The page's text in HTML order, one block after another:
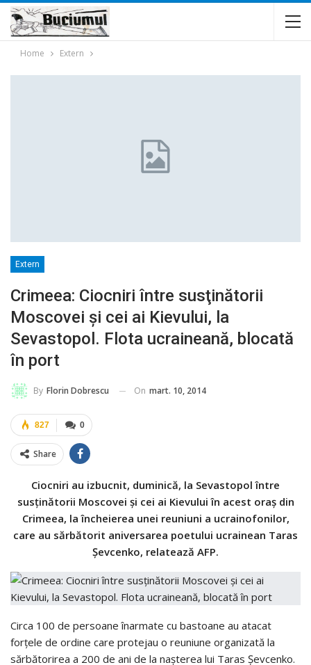
Home Extern
Extern
Crimeea: Ciocniri între susţinătorii
Moscovei şi cei ai Kievului, la
Sevastopol. Flota ucraineană, blocată
în port
By Florin Dobrescu On mart. 10, 2014
0
827
Share
Ciocniri au izbucnit, duminică, la Sevastopol între
susţinătorii Moscovei şi cei ai Kievului în acest oraş din
Crimeea, la încheierea unei reuniuni a ucrainofonilor,
care au sărbătorit aniversarea poetului ucrainean Taras
Şevcenko, relatează AFP.
Circa 100 de persoane înarmate cu bastoane au atacat
forţele de ordine care protejau o reuniune organizată la
sărbătorirea a 200 de ani de la naşterea lui Taras Şevcenko.